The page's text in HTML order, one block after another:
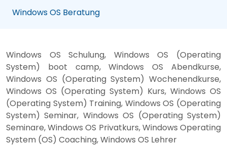
Windows OS Beratung
Windows OS Schulung, Windows OS (Operating
System) boot camp, Windows OS Abendkurse,
Windows OS (Operating System) Wochenendkurse,
Windows OS (Operating System) Kurs, Windows OS
(Operating System) Training, Windows OS (Operating
System) Seminar, Windows OS (Operating System)
Seminare, Windows OS Privatkurs, Windows Operating
System (OS) Coaching, Windows OS Lehrer